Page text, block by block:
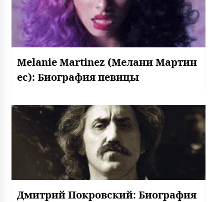
Melanie Martinez (Мелани Мартин
ес): Биография певицы
Дмитрий Покровский: Биография